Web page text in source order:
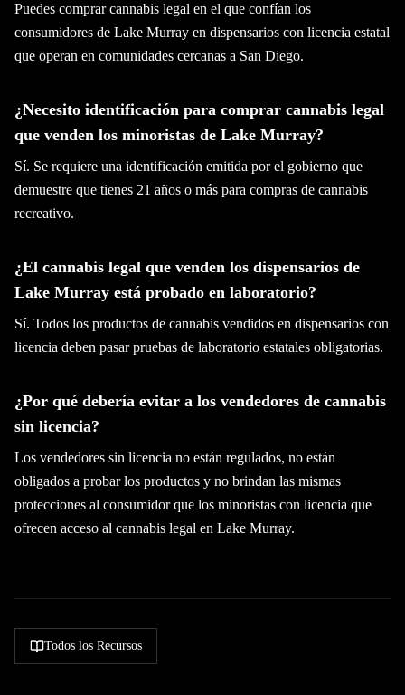
Puedes comprar cannabis legal en el que confían los
consumidores de Lake Murray en dispensarios con licencia estatal
que operan en comunidades cercanas a San Diego.
¿Necesito identificación para comprar cannabis legal
que venden los minoristas de Lake Murray?
Sí. Se requiere una identificación emitida por el gobierno que
demuestre que tienes 21 años o más para compras de cannabis
recreativo.
¿El cannabis legal que venden los dispensarios de
Lake Murray está probado en laboratorio?
Sí. Todos los productos de cannabis vendidos en dispensarios con
licencia deben pasar pruebas de laboratorio estatales obligatorias.
¿Por qué debería evitar a los vendedores de cannabis
sin licencia?
Los vendedores sin licencia no están regulados, no están
obligados a probar los productos y no brindan las mismas
protecciones al consumidor que los minoristas con licencia que
ofrecen acceso al cannabis legal en Lake Murray.
Todos los Recursos